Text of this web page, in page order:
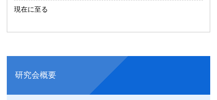
現在に至る
研究会概要